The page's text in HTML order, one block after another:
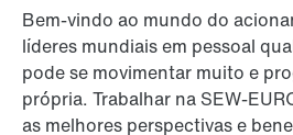
Bem-vindo ao mundo do
líderes mundiais em pessoal
pode se movimentar muito e
própria. Trabalhar na SEW-
as melhores perspectivas e